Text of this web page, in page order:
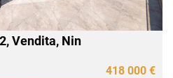
Vendita, Nin
418 000 €